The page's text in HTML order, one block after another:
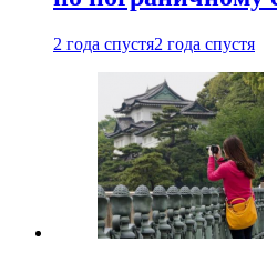
2 года спустя2 года спустя